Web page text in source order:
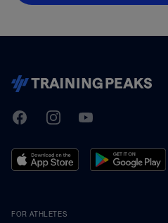
TrainingPeaks
FacebookInstagramYoutube
FOR ATHLETES